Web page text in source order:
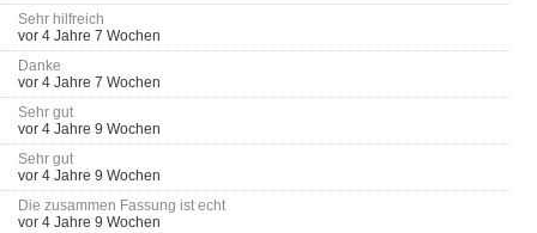
Sehr hilfreich
vor 4 Jahre 7 Wochen
Danke
vor 4 Jahre 7 Wochen
Sehr gut
vor 4 Jahre 9 Wochen
Sehr gut
vor 4 Jahre 9 Wochen
Die zusammen Fassung ist echt
vor 4 Jahre 9 Wochen